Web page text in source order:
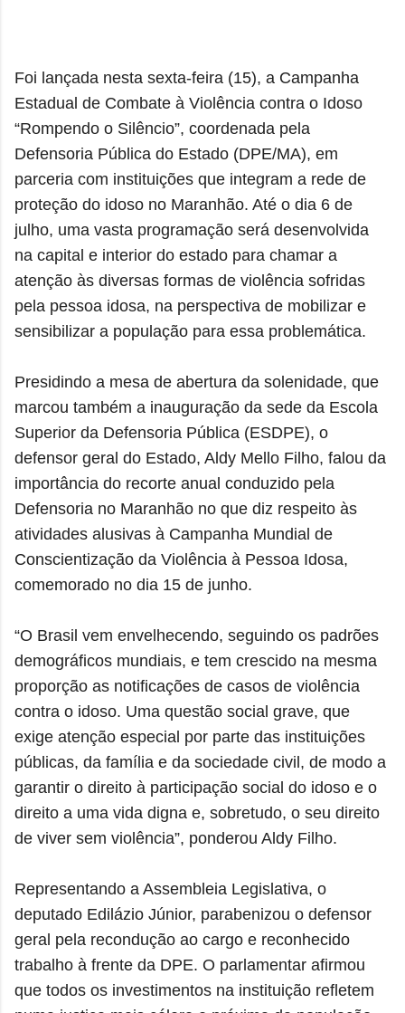
Foi lançada nesta sexta-feira (15), a Campanha
Estadual de Combate à Violência contra o Idoso
“Rompendo o Silêncio”, coordenada pela
Defensoria Pública do Estado (DPE/MA), em
parceria com instituições que integram a rede de
proteção do idoso no Maranhão. Até o dia 6 de
julho, uma vasta programação será desenvolvida
na capital e interior do estado para chamar a
atenção às diversas formas de violência sofridas
pela pessoa idosa, na perspectiva de mobilizar e
sensibilizar a população para essa problemática.
Presidindo a mesa de abertura da solenidade, que
marcou também a inauguração da sede da Escola
Superior da Defensoria Pública (ESDPE), o
defensor geral do Estado, Aldy Mello Filho, falou da
importância do recorte anual conduzido pela
Defensoria no Maranhão no que diz respeito às
atividades alusivas à Campanha Mundial de
Conscientização da Violência à Pessoa Idosa,
comemorado no dia 15 de junho.
“O Brasil vem envelhecendo, seguindo os padrões
demográficos mundiais, e tem crescido na mesma
proporção as notificações de casos de violência
contra o idoso. Uma questão social grave, que
exige atenção especial por parte das instituições
públicas, da família e da sociedade civil, de modo a
garantir o direito à participação social do idoso e o
direito a uma vida digna e, sobretudo, o seu direito
de viver sem violência”, ponderou Aldy Filho.
Representando a Assembleia Legislativa, o
deputado Edilázio Júnior, parabenizou o defensor
geral pela recondução ao cargo e reconhecido
trabalho à frente da DPE. O parlamentar afirmou
que todos os investimentos na instituição refletem